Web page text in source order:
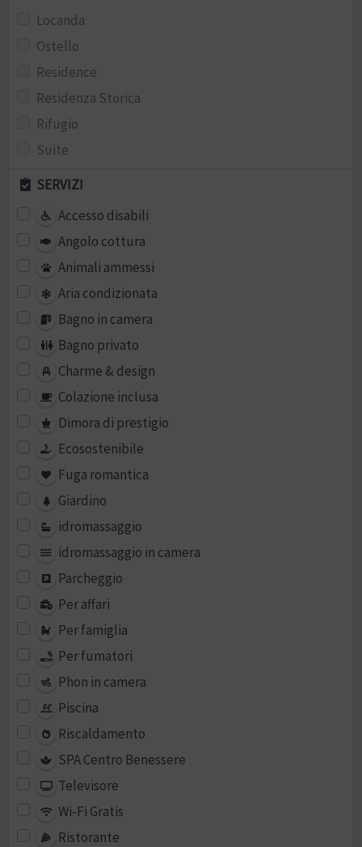
Locanda
Ostello
Residence
Residenza Storica
Rifugio
Suite
SERVIZI
Accesso disabili
Angolo cottura
Animali ammessi
Aria condizionata
Bagno in camera
Bagno privato
Charme & design
Colazione inclusa
Dimora di prestigio
Ecosostenibile
Fuga romantica
Giardino
idromassaggio
idromassaggio in camera
Parcheggio
Per affari
Per famiglia
Per fumatori
Phon in camera
Piscina
Riscaldamento
SPA Centro Benessere
Televisore
Wi-Fi Gratis
Ristorante